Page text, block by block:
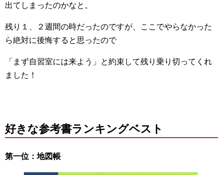
出てしまったのかなと。
残り１、２週間の時だったのですが、ここでやらなかった
ら絶対に後悔すると思ったので
「まず自習室には来よう」と約束して残り乗り切ってくれ
ました！
好きな参考書ランキングベスト
第一位：地図帳